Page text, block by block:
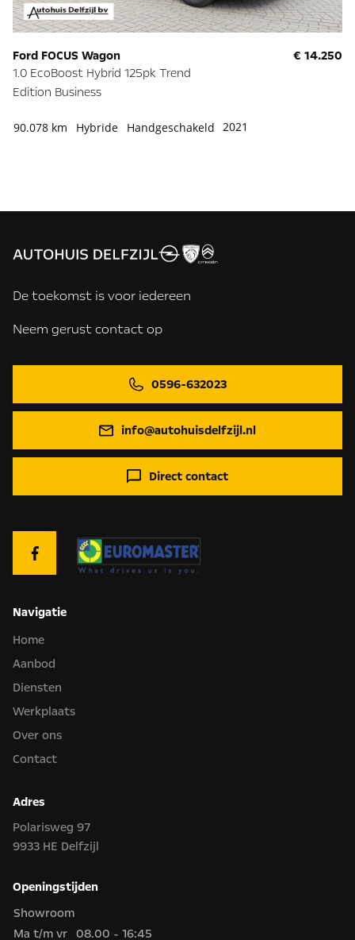
Ford FOCUS Wagon
1.0 EcoBoost Hybrid 125pk Trend
Edition Business
€ 14.250
90.078 km Hybride Handgeschakeld 2021
De toekomst is voor iedereen
Neem gerust contact op
0596-632023
info@autohuisdelfzijl.nl
Direct contact
Navigatie
Home
Aanbod
Diensten
Werkplaats
Over ons
Contact
Adres
Polarisweg 97
9933 HE Delfzijl
Openingstijden
Showroom
Ma t/m vr 08.00 - 16:45